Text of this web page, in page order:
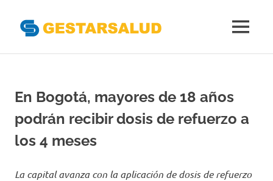
del
Aseguramiento
de
la
MENÚ
En Bogotá, mayores de 18 años
podrán recibir dosis de refuerzo a
los 4 meses
La capital avanza con la aplicación de dosis de refuerzo